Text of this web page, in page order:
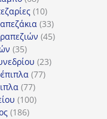
προϊόντα
1010
προϊόντα
3333
προϊόντα
4545
3535
προϊόντα
2323
7777
7777
προϊόντα
100100
186186